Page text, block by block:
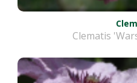
Clematis